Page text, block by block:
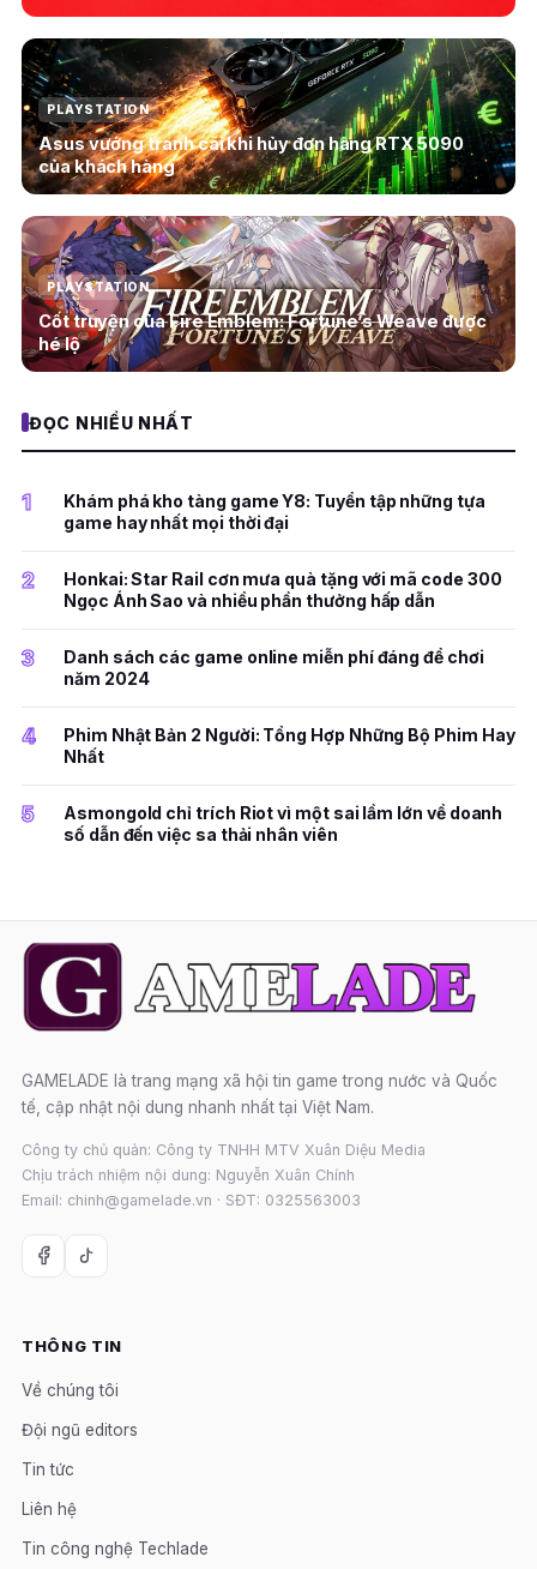
PLAYSTATION
Asus vướng tranh cãi khi hủy đơn hàng RTX 5090
của khách hàng
PLAYSTATION
Cốt truyện của Fire Emblem: Fortune’s Weave được
hé lộ
ĐỌC NHIỀU NHẤT
1
Khám phá kho tàng game Y8: Tuyển tập những tựa
game hay nhất mọi thời đại
2
Honkai: Star Rail cơn mưa quà tặng với mã code 300
Ngọc Ánh Sao và nhiều phần thưởng hấp dẫn
3
Danh sách các game online miễn phí đáng để chơi
năm 2024
4
Phim Nhật Bản 2 Người: Tổng Hợp Những Bộ Phim Hay
Nhất
5
Asmongold chỉ trích Riot vì một sai lầm lớn về doanh
số dẫn đến việc sa thải nhân viên
GAMELADE là trang mạng xã hội tin game trong nước và Quốc
tế, cập nhật nội dung nhanh nhất tại Việt Nam.
Công ty chủ quản: Công ty TNHH MTV Xuân Diệu Media
Chịu trách nhiệm nội dung: Nguyễn Xuân Chính
Email: chinh@gamelade.vn · SĐT: 0325563003
THÔNG TIN
Về chúng tôi
Đội ngũ editors
Tin tức
Liên hệ
Tin công nghệ Techlade